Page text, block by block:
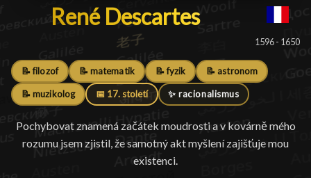
René Descartes
René Descartes█
1596 - 1650
📝 filozof 📝 matematik 📝 fyzik 📝 astronom
📝 muzikolog 📅 17. století ✨ racionalismus
Pochybovat znamená začátek moudrosti a v kovárně mého
rozumu jsem zjistil, že samotný akt myšlení zajišťuje mou
existenci.